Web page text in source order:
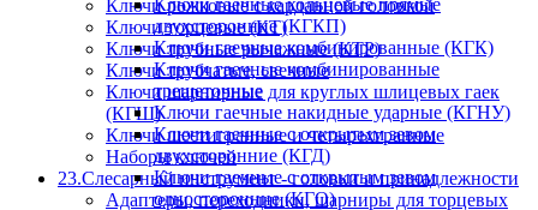
Ключи рожковые с карданной головкой
Ключи торцевые (КТ)
Ключи трубные рычажные (КТР)
Ключи трубчатые, свечные
Ключи шарнирные для круглых шлицевых гаек
(КГШ)
Ключи шестигранные и четырехгранные
Наборы ключей
23.Слесарный инструмент - головки и принадлежности
Адаптеры, переходники, шарниры для торцевых
Ключи гаечные кольцевые прямые
двухсторонние (КГКП)
Ключи гаечные комбинированные (КГК)
Ключи гаечные комбинированные
трещеточные
Ключи гаечные накидные ударные (КГНУ)
Ключи гаечные с открытым зевом
двухсторонние (КГД)
Ключи гаечные с открытым зевом
односторонние (КГО)